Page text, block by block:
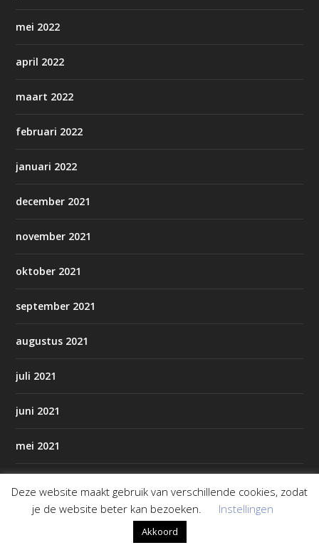
mei 2022
april 2022
maart 2022
februari 2022
januari 2022
december 2021
november 2021
oktober 2021
september 2021
augustus 2021
juli 2021
juni 2021
mei 2021
maart 2021
Deze website maakt gebruik van verschillende cookies, zodat
je de website beter kan bezoeken.
Instellingen
Akkoord